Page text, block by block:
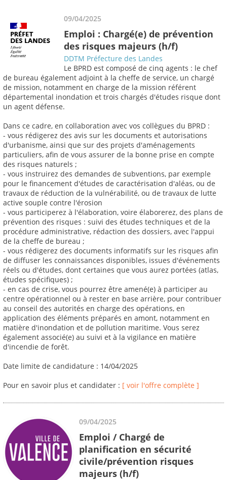
09/04/2025
Emploi : Chargé(e) de prévention
des risques majeurs (h/f)
DDTM Préfecture des Landes
Le BPRD est composé de cinq agents : le chef
de bureau également adjoint à la cheffe de service, un chargé
de mission, notamment en charge de la mission référent
départemental inondation et trois chargés d'études risque dont
un agent défense.
Dans ce cadre, en collaboration avec vos collègues du BPRD :
- vous rédigerez des avis sur les documents et autorisations
d'urbanisme, ainsi que sur des projets d'aménagements
particuliers, afin de vous assurer de la bonne prise en compte
des risques naturels ;
- vous instruirez des demandes de subventions, par exemple
pour le financement d'études de caractérisation d'aléas, ou de
travaux de réduction de la vulnérabilité, ou de travaux de lutte
active souple contre l'érosion
- vous participerez à l'élaboration, voire élaborerez, des plans de
prévention des risques : suivi des études techniques et de la
procédure administrative, rédaction des dossiers, avec l'appui
de la cheffe de bureau ;
- vous rédigerez des documents informatifs sur les risques afin
de diffuser les connaissances disponibles, issues d'événements
réels ou d'études, dont certaines que vous aurez portées (atlas,
études spécifiques) ;
- en cas de crise, vous pourrez être amené(e) à participer au
centre opérationnel ou à rester en base arrière, pour contribuer
au conseil des autorités en charge des opérations, en
application des éléments préparés en amont, notamment en
matière d'inondation et de pollution maritime. Vous serez
également associé(e) au suivi et à la vigilance en matière
d'incendie de forêt.
Date limite de candidature : 14/04/2025
Pour en savoir plus et candidater : [ voir l'offre complète ]
09/04/2025
Emploi / Chargé de
planification en sécurité
civile/prévention risques
majeurs (h/f)